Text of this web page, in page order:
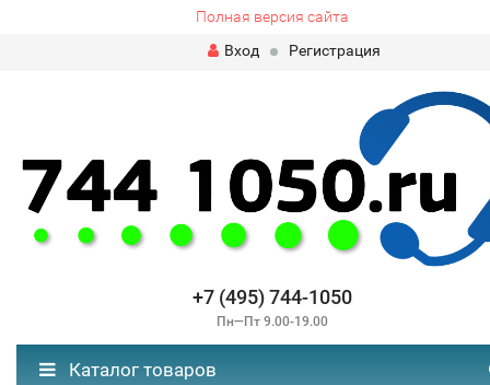
Полная версия сайта
Вход
Регистрация
+7 (495) 744-1050
Пн—Пт 9.00-19.00
Каталог товаров